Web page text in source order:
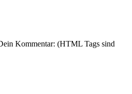
Kommentar: (HTML Tags sind